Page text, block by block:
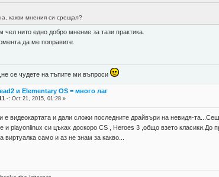
какви мнения си срещал?
нито едно добро мнение за тази практика.
да ме поправите.
се чудете на тъпите ми въпроси
и Elementary OS = много лаг
-: Oct 21, 2015, 01:28 »
е видеокартата и дали сложи последните драйвъри на невидя-
и playonlinux си цъках доскоро CS , Heroes 3 ,общо взето
само и аз не знам за какво...